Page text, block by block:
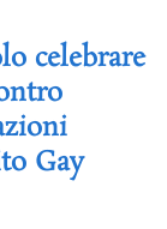
celebrare
Gay